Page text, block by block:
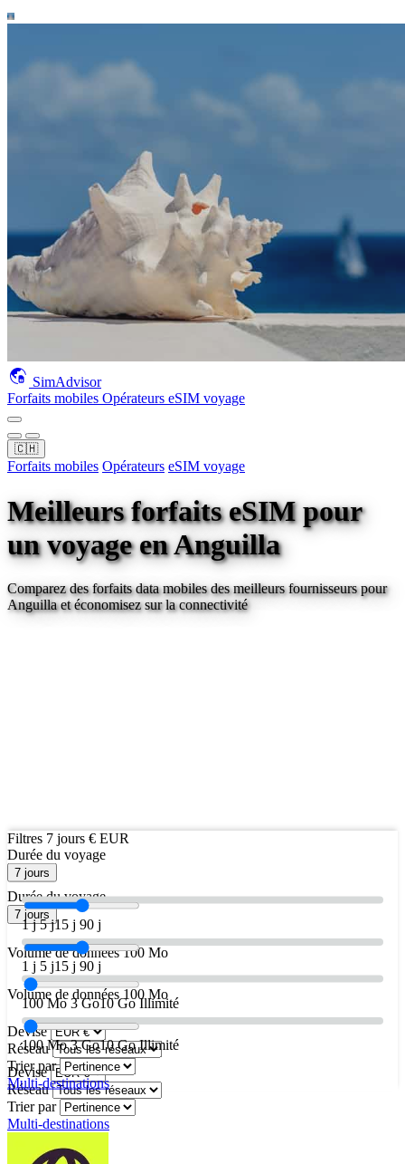
SimAdvisor
Forfaits mobiles Opérateurs eSIM voyage
🇨🇭
Forfaits mobiles Opérateurs eSIM voyage
Meilleurs forfaits eSIM pour
un voyageen Anguilla
Comparez des forfaits data mobiles des meilleurs fournisseurs pour
Anguillaet économisez sur la connectivité
Filtres 7 jours € EUR
Durée du voyage
7 jours
1 j 5 j15 j 90 j
Volume de données 100 Mo
100 Mo 3 Go10 Go Illimité
Devise
Réseau
Trier par
Multi-destinations
Durée du voyage
7 jours
1 j 5 j15 j 90 j
Volume de données 100 Mo
100 Mo 3 Go10 Go Illimité
Devise
Réseau
Trier par
Multi-destinations